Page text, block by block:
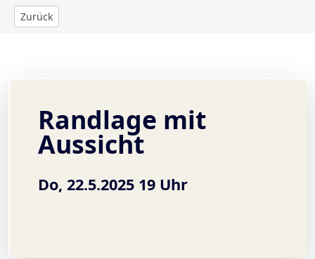
Zurück
Randlage mit
Aussicht
Do, 22.5.2025 19 Uhr